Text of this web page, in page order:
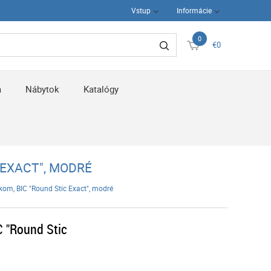
Vstup Informácie
0
€0
Nábytok Katalógy
MODRÉ
BIC "Round Stic Exact", modré
"Round Stic